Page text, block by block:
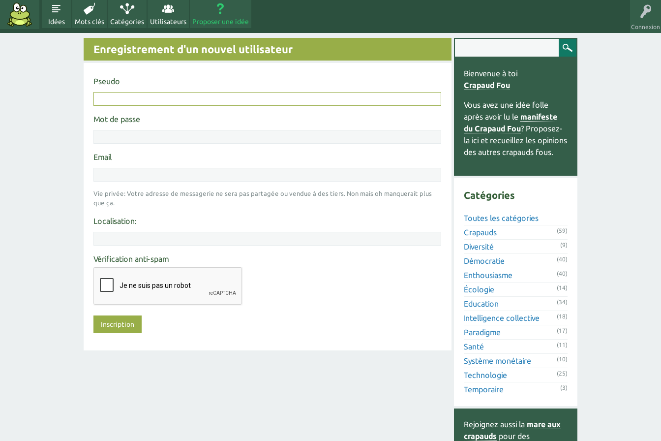
Connexion
Idées Mots clés Catégories Utilisateurs Proposer une idée
Enregistrement d'un nouvel utilisateur
Pseudo
Mot de passe
Email
Vie privée: Votre adresse de messagerie ne sera pas partagée ou vendue à des tiers. Non mais oh manquerait plus
que ça.
Localisation:
Vérification anti-spam
Bienvenue à toi
Crapaud Fou
Vous avez une idée folle
après avoir lu le manifeste
du Crapaud Fou? Proposez-
la ici et recueillez les opinions
des autres crapauds fous.
Catégories
Toutes les catégories
Crapauds
(59)
Diversité (9)
Démocratie (40)
Enthousiasme (40)
Écologie (14)
Education (34)
Intelligence collective (18)
Paradigme (17)
Santé (11)
Système monétaire (10)
Technologie (25)
Temporaire (3)
Rejoignez aussi la mare aux
crapauds pour des